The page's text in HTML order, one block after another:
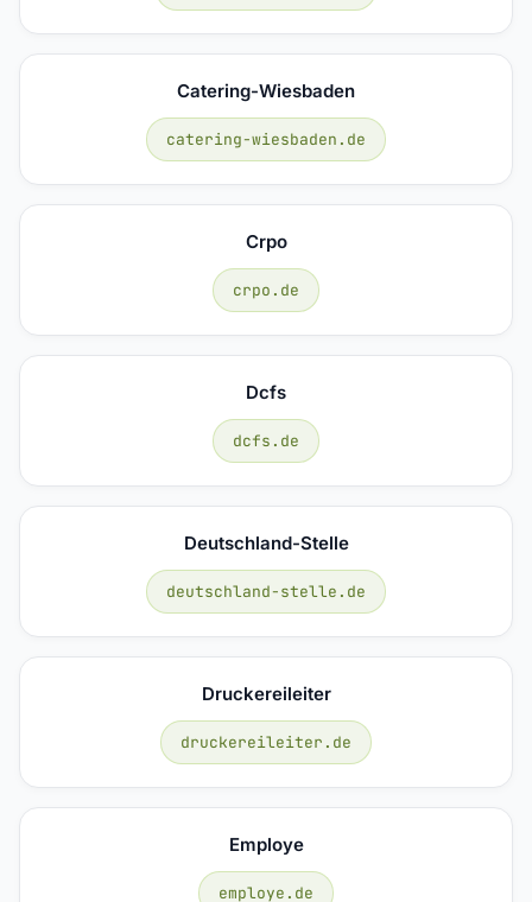
Catering-Wiesbaden
catering-wiesbaden.de
Crpo
crpo.de
Dcfs
dcfs.de
Deutschland-Stelle
deutschland-stelle.de
Druckereileiter
druckereileiter.de
Employe
employe.de